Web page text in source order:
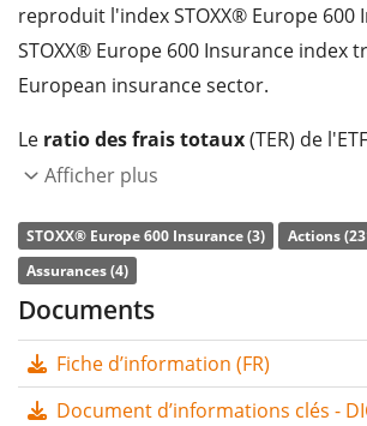
reproduit l'index STOXX® Europe 600
STOXX® Europe 600 Insurance index
European insurance sector.
Le ratio des frais totaux(TER) de
p.a.. Le Amundi STOXX Europe 600
Europe 600 Insurance. L'ETFreproduit
synthétiquement
jacent au moyen d’un swap. Les
sontcapitaliséset réinvestis dans
Le Amundi STOXX Europe 600
Afficher plus
STOXX® Europe 600 Insurance (3) Actions
Assurances (4)
Documents
Fiche d’information (FR)
Document d’informations clés -